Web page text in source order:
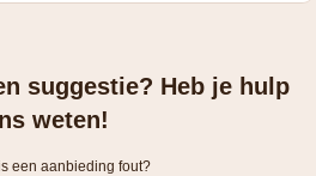
suggestie? Heb je hulp
weten!
een aanbieding fout?